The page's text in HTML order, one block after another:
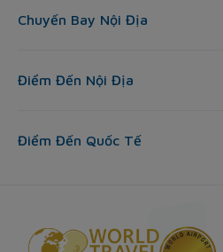
Chuyến Bay Nội Địa
Điểm Đến Nội Địa
Điểm Đến Quốc Tế